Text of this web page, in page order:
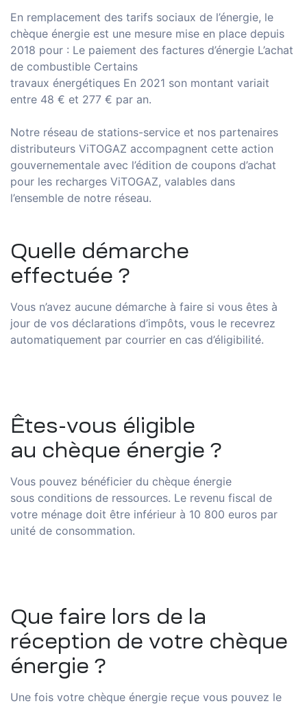
En remplacement des tarifs sociaux de l’énergie, le
chèque énergie est une mesure mise en place depuis
2018 pour : Le paiement des factures d’énergie L’achat
de combustible Certains
travaux énergétiques En 2021 son montant variait
entre 48 € et 277 € par an.
Notre réseau de stations-service et nos partenaires
distributeurs ViTOGAZ accompagnent cette action
gouvernementale avec l’édition de coupons d’achat
pour les recharges ViTOGAZ, valables dans
l’ensemble de notre réseau.
Quelle démarche
effectuée ?
Vous n’avez aucune démarche à faire si vous êtes à
jour de vos déclarations d’impôts, vous le recevrez
automatiquement par courrier en cas d’éligibilité.
Êtes-vous éligible
au chèque énergie ?
Vous pouvez bénéficier du chèque énergie
sous conditions de ressources. Le revenu fiscal de
votre ménage doit être inférieur à 10 800 euros par
unité de consommation.
Que faire lors de la
réception de votre chèque
énergie ?
Une fois votre chèque énergie reçue vous pouvez le